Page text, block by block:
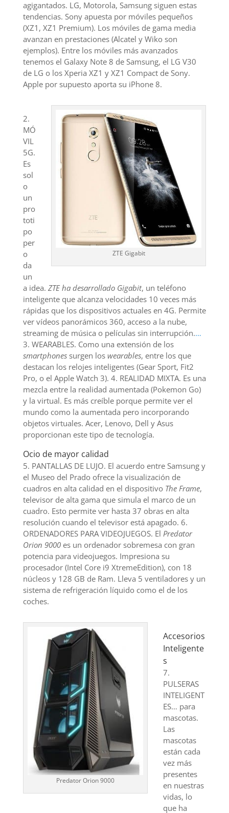
agigantados. LG, Motorola, Samsung siguen estas
tendencias. Sony apuesta por móviles pequeños
(XZ1, XZ1 Premium). Los móviles de gama media
avanzan en prestaciones (Alcatel y Wiko son
ejemplos). Entre los móviles más avanzados
tenemos el Galaxy Note 8 de Samsung, el LG V30
de LG o los Xperia XZ1 y XZ1 Compact de Sony.
Apple por supuesto aporta su iPhone 8.
ZTE Gigabit
2.
MÓ
VIL
5G.
Es
sol
o
un
pro
toti
po
per
o
da
un
a idea. ZTE ha desarrollado Gigabit, un teléfono
inteligente que alcanza velocidades 10 veces más
rápidas que los dispositivos actuales en 4G. Permite
ver vídeos panorámicos 360, acceso a la nube,
streaming de música o películas sin interrupción.…
3. WEARABLES. Como una extensión de los
smartphonessurgen los wearables, entre los que
destacan los relojes inteligentes (Gear Sport, Fit2
Pro, o el Apple Watch 3). 4. REALIDAD MIXTA. Es una
mezcla entre la realidad aumentada (Pokemon Go)
y la virtual. Es más creíble porque permite ver el
mundo como la aumentada pero incorporando
objetos virtuales. Acer, Lenovo, Dell y Asus
proporcionan este tipo de tecnología.
Ocio de mayor calidad
5. PANTALLAS DE LUJO. El acuerdo entre Samsung y
el Museo del Prado ofrece la visualización de
cuadros en alta calidad en el dispositivo The Frame,
televisor de alta gama que simula el marco de un
cuadro. Esto permite ver hasta 37 obras en alta
resolución cuando el televisor está apagado. 6.
ORDENADORES PARA VIDEOJUEGOS. El Predator
Orion 9000es un ordenador sobremesa con gran
potencia para videojuegos. Impresiona su
procesador (Intel Core i9 XtremeEdition), con 18
núcleos y 128 GB de Ram. Lleva 5 ventiladores y un
sistema de refrigeración líquido como el de los
coches.
Predator Orion 9000
Accesorios
Inteligente
s
7.
PULSERAS
INTELIGENT
ES… para
mascotas.
Las
mascotas
están cada
vez más
presentes
en nuestras
vidas, lo
que ha